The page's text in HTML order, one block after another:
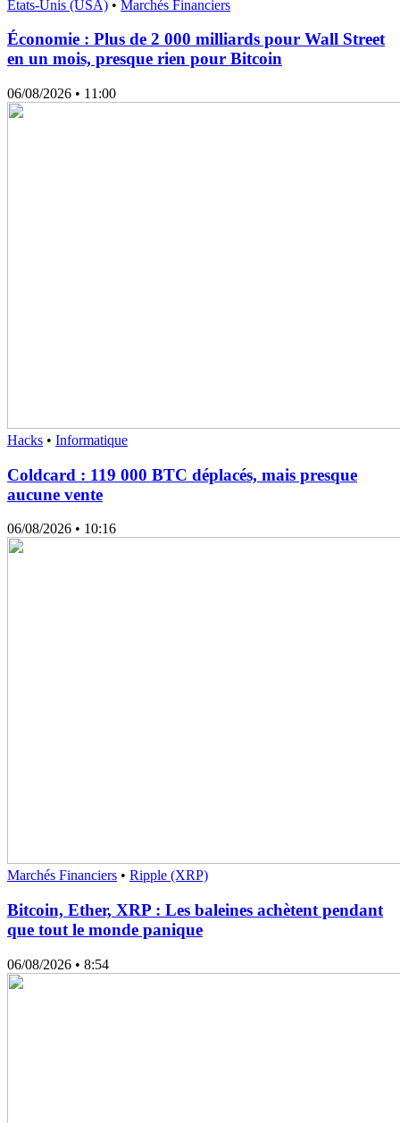
États-Unis (USA) • Marchés Financiers
Économie : Plus de 2 000 milliards pour Wall Street
en un mois, presque rien pour Bitcoin
06/08/2026 • 11:00
Hacks • Informatique
Coldcard : 119 000 BTC déplacés, mais presque
aucune vente
06/08/2026 • 10:16
Marchés Financiers • Ripple (XRP)
Bitcoin, Ether, XRP : Les baleines achètent pendant
que tout le monde panique
06/08/2026 • 8:54